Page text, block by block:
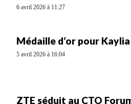
6 avril 2026 à 11:27
Médaille d’or pour
5 avril 2026 à 16:04
ZTE séduit au CTO